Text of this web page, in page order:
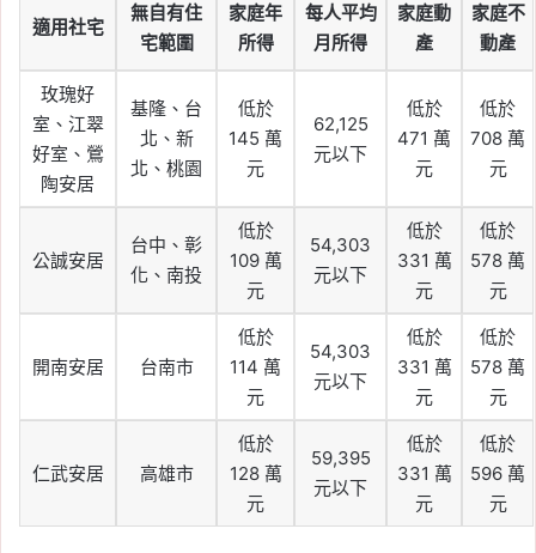
適用社宅
無自有住
宅範圍
家庭年
所得
每人平均
月所得
家庭動
產
家庭不
動產
玫瑰好
室、江翠
好室、鶯
陶安居
基隆、台
北、新
北、桃園
低於
145 萬
元
62,125
元以下
低於
471 萬
元
低於
708 萬
元
公誠安居
台中、彰
化、南投
低於
109 萬
元
54,303
元以下
低於
331 萬
元
低於
578 萬
元
開南安居 台南市
低於
114 萬
元
54,303
元以下
低於
331 萬
元
低於
578 萬
元
仁武安居 高雄市
低於
128 萬
元
59,395
元以下
低於
331 萬
元
低於
596 萬
元